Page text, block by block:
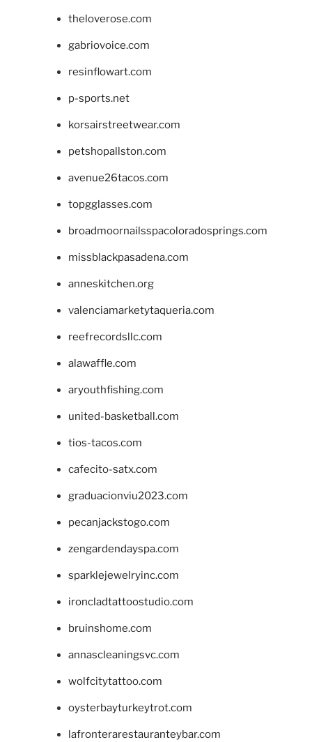
theloverose.com
gabriovoice.com
resinflowart.com
p-sports.net
korsairstreetwear.com
petshopallston.com
avenue26tacos.com
topgglasses.com
broadmoornailsspacoloradosprings.com
missblackpasadena.com
anneskitchen.org
valenciamarketytaqueria.com
reefrecordsllc.com
alawaffle.com
aryouthfishing.com
united-basketball.com
tios-tacos.com
cafecito-satx.com
graduacionviu2023.com
pecanjackstogo.com
zengardendayspa.com
sparklejewelryinc.com
ironcladtattoostudio.com
bruinshome.com
annascleaningsvc.com
wolfcitytattoo.com
oysterbayturkeytrot.com
lafronterarestauranteybar.com